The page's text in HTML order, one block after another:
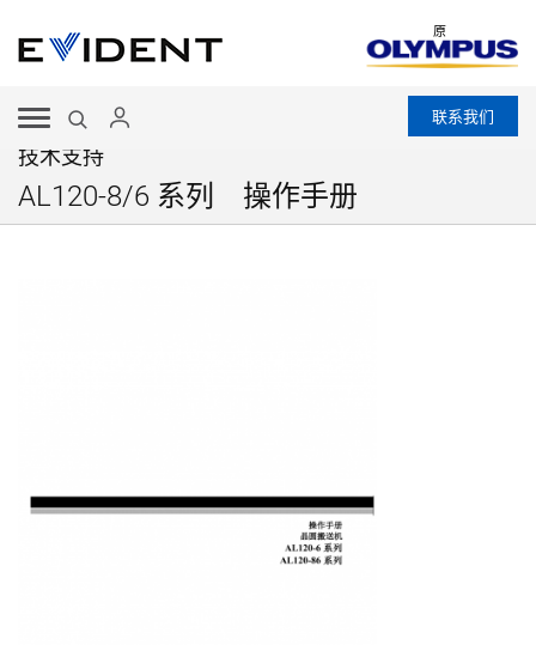
原
联系我们
技术支持
AL120-8/6 系列 操作手册